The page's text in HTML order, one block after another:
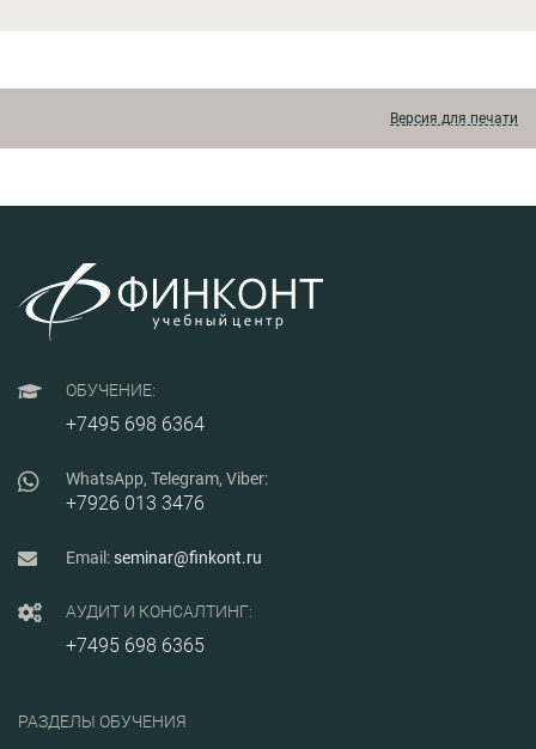
Версия для печати
ОБУЧЕНИЕ:
+7495 698 6364
WhatsApp, Telegram, Viber:
+7926 013 3476
Email:seminar@finkont.ru
АУДИТ И КОНСАЛТИНГ:
+7495 698 6365
РАЗДЕЛЫ ОБУЧЕНИЯ